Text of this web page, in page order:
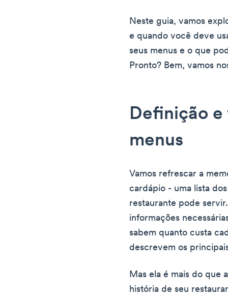
Neste guia, vamos
e quando você deve
seus menus e o que
Pronto? Bem, vamos
Definição
menus
Vamos refrescar a
cardápio - uma lista
restaurante pode
informações
sabem quanto custa
descrevem os
Mas ela é mais do que
história de seu